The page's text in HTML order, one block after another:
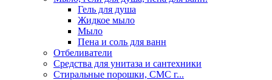
Гель для душа
Жидкое мыло
Мыло
Пена и соль для ванн
Отбеливатели
Средства для унитаза и сантехники
Стиральные порошки, СМС г...